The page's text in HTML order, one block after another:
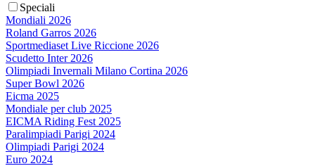
Speciali
Mondiali 2026
Roland Garros 2026
Sportmediaset Live Riccione 2026
Scudetto Inter 2026
Olimpiadi Invernali Milano Cortina 2026
Super Bowl 2026
Eicma 2025
Mondiale per club 2025
EICMA Riding Fest 2025
Paralimpiadi Parigi 2024
Olimpiadi Parigi 2024
Euro 2024